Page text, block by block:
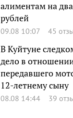
алиментам на
рублей
09.08 10:07 45
В Куйтуне
дело в
передавшего
12-летнему сыну
08.08 14:44 39